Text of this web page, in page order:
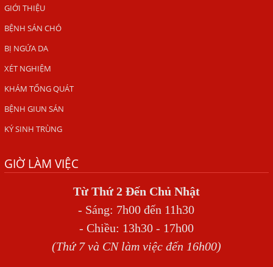
TỔNG QUAN VỀ KÉM HẤP THU THỨC ĂN
HÀ NỘI – NHIỄM BA LOẠI KÝ SINH TRÙNG DO THÓI QUEN
ĂN MỘT MÓN ĂN SÁNG
ẤU TRÙNG SÁN CHÓ DI CHUYỂN QUA DA GÂY NGỨA
VIÊM DA ĐỒNG TIỀN
Tại sao khám bệnh viện da liễu nhiều năm không hết
ngứa?
SÁN TRONG NÃO GÂY RA CÁC TRIỆU CHỨNG NHƯ TÂM
Địa Chỉ Điều Trị Bệnh Sán Dây Uy Tín Tại Hà Nội
TỔNG QUAN VỀ NHIỄM GIUN LƯƠN
GIỚI THIỆU
BỆNH SÁN CHÓ
BỊ NGỨA DA
XÉT NGHIỆM
KHÁM TỔNG QUÁT
BỆNH GIUN SÁN
KÝ SINH TRÙNG
GIỜ LÀM VIỆC
Từ Thứ 2 Đến Chủ Nhật
- Sáng: 7h00 đến 11h30
- Chiều: 13h30 - 17h00
(Thứ 7 và CN làm việc đến 16h00)